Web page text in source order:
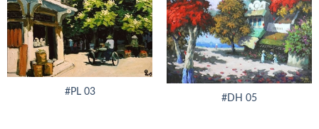
#PL 03
#DH 05